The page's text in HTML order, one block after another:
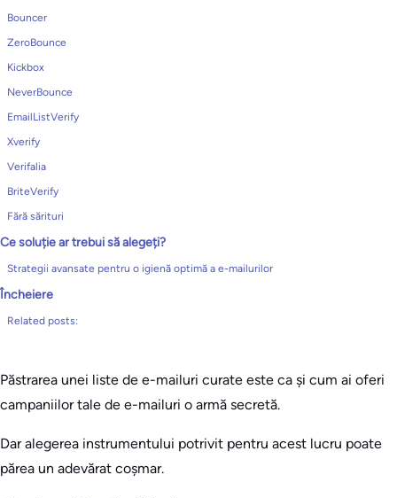
Bouncer
ZeroBounce
Kickbox
NeverBounce
EmailListVerify
Xverify
Verifalia
BriteVerify
Fără sărituri
Ce soluție ar trebui să alegeți?
Strategii avansate pentru o igienă optimă a e-mailurilor
Încheiere
Related posts:
Păstrarea unei liste de e-mailuri curate este ca și cum ai oferi
campaniilor tale de e-mailuri o armă secretă.
Dar alegerea instrumentului potrivit pentru acest lucru poate
părea un adevărat coșmar.